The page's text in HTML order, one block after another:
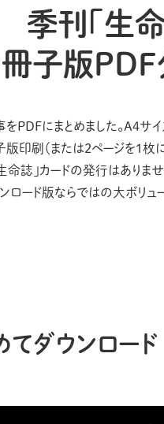
季刊「生
冊子版PDF
PDFにまとめました。A4
印刷（または２ページを１
命誌」カードの発行はあり
ロード版ならではの大ボリ
ダウンロード